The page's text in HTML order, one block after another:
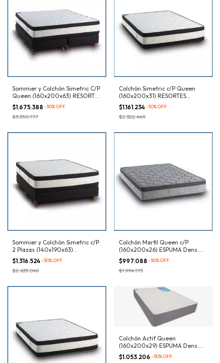
Sommier y Colchón Simetric C/P
Queen (160x200x63) RESORTES
Bicónicos
$1.675.388 -50%OFF
$3.350.777
Colchón Simetric c/P Queen
(160x200x31) RESORTES
Bicónicos
$1.161.234-50%OFF
$2.322.469
Sommier y Colchón Simetric c/P
2 Plazas (140x190x63)
RESORTES Bicónicos
$1.316.524-50%OFF
$2.633.048
Colchón Marfil Queen c/P
(160x200x26) ESPUMA Dens.
32kg/m³
$997.088 -50%OFF
$1.994.175
Colchón Actif Queen
(160x200x29) ESPUMA Dens.
33kg/m³
$1.053.206 -50%OFF